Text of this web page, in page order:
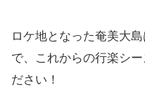
ロケ地となった奄美大
で、これからの行楽シ
ださい！